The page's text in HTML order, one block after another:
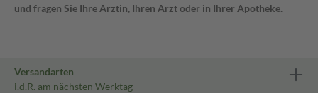
und fragen Sie Ihre Ärztin, Ihren Arzt oder in Ihrer Apotheke.
Versandarten
i.d.R. am nächsten Werktag